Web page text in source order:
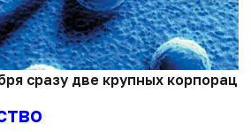
сразу две крупных